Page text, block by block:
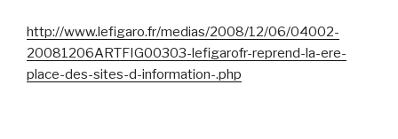
http://www.lefigaro.fr/medias/2008/12/06/04002-
20081206ARTFIG00303-lefigarofr-reprend-la-ere-
place-des-sites-d-information-.php